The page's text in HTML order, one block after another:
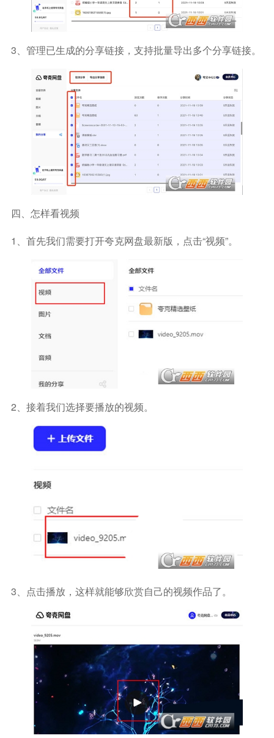
3、管理已生成的分享链接，支持批量导出多个分享链接。
四、怎样看视频
1、首先我们需要打开夸克网盘最新版，点击“视频”。
2、接着我们选择要播放的视频。
3、点击播放，这样就能够欣赏自己的视频作品了。